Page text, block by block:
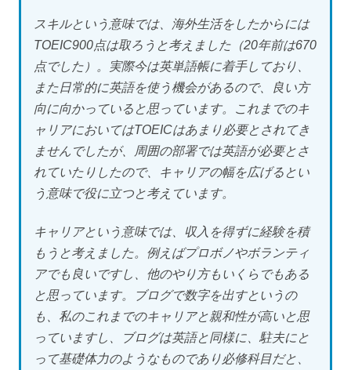
スキルという意味では、海外生活をしたからには
TOEIC900点は取ろうと考えました（20年前は670
点でした）。実際今は英単語帳に着手しており、
また日常的に英語を使う機会があるので、良い方
向に向かっていると思っています。これまでのキ
ャリアにおいてはTOEICはあまり必要とされてき
ませんでしたが、周囲の部署では英語が必要とさ
れていたりしたので、キャリアの幅を広げるとい
う意味で役に立つと考えています。
キャリアという意味では、収入を得ずに経験を積
もうと考えました。例えばプロボノやボランティ
アでも良いですし、他のやり方もいくらでもある
と思っています。ブログで数字を出すというの
も、私のこれまでのキャリアと親和性が高いと思
っていますし、ブログは英語と同様に、駐夫にと
って基礎体力のようなものであり必修科目だと、